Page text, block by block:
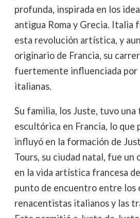
profunda, inspirada en los
antigua Roma y Grecia. Italia
esta revolución artística, y
originario de Francia, su
fuertemente influenciada por
italianas.
Su familia, los Juste, tuvo
escultórica en Francia, lo que
influyó en la formación de
Tours, su ciudad natal, fue
en la vida artística francesa
punto de encuentro entre los
renacentistas italianos y las